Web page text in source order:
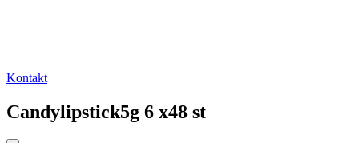
Kontakt
Candylipstick5g 6 x48 st